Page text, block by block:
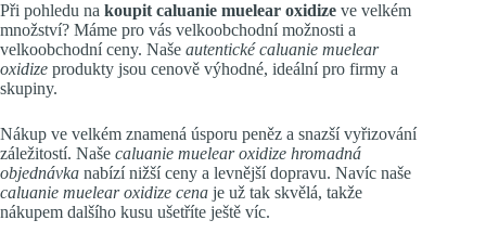
Při pohledu na koupit caluanie muelear oxidize ve velkém
množství? Máme pro vás velkoobchodní možnosti a
velkoobchodní ceny. Naše autentické caluanie muelear
oxidize produkty jsou cenově výhodné, ideální pro firmy a
skupiny.
Nákup ve velkém znamená úsporu peněz a snazší vyřizování
záležitostí. Naše caluanie muelear oxidize hromadná
objednávka nabízí nižší ceny a levnější dopravu. Navíc naše
caluanie muelear oxidize cena je už tak skvělá, takže
nákupem dalšího kusu ušetříte ještě víc.